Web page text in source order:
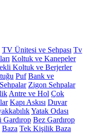
TV Ünitesi ve Sehpası Tv
Koltuk ve Kanepeler
Koltuk ve Berjerler
Puf Bank ve
Sehpalar Zigon Sehpalar
Antre ve Hol Çok
Kapı Askısı Duvar
Yatak Odası
Gardırop Bez Gardırop
Baza Tek Kişilik Baza